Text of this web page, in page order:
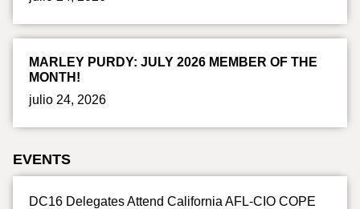
MARLEY PURDY: JULY 2026 MEMBER OF THE
MONTH!
julio 24, 2026
EVENTS
DC16 Delegates Attend California AFL-CIO COPE